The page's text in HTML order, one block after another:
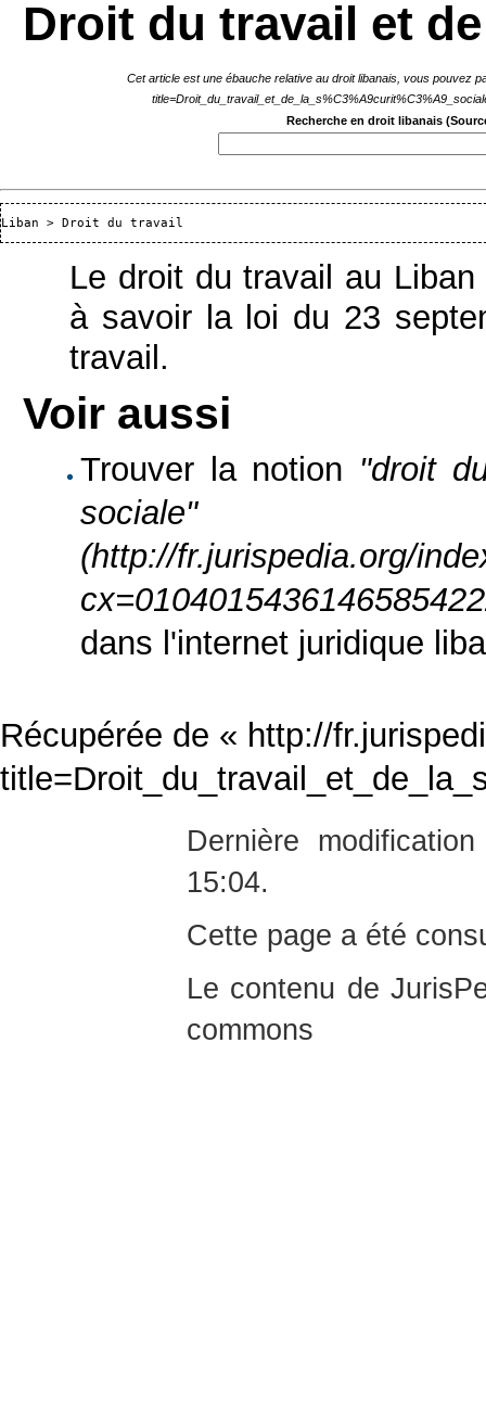
Droit du travail et
Cet article est une ébauche relative au droit libanais, vous pouvez
Recherche en droit libanais
Liban > Droit du travail
Le droit du travail au Liban
à savoir la loi du 23
travail.
Voir aussi
Trouver la notion "droit
sociale"
dans l'internet juridique
Récupérée de « http://
Dernière
15:04.
Cette page a été
Le contenu de
commons